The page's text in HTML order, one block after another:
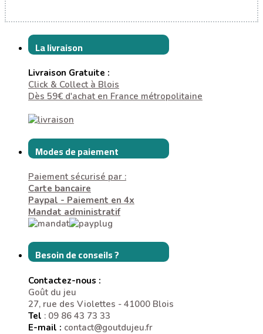
La livraison
Livraison Gratuite :
Click & Collect à Blois
Dès 59€ d'achat en France métropolitaine
Modes de paiement
Paiement sécurisé par :
Carte bancaire
Paypal - Paiement en 4x
Mandat administratif
Besoin de conseils ?
Contactez-nous :
Goût du jeu
27, rue des Violettes - 41000 Blois
Tel : 09 86 43 73 33
E-mail : contact@goutdujeu.fr